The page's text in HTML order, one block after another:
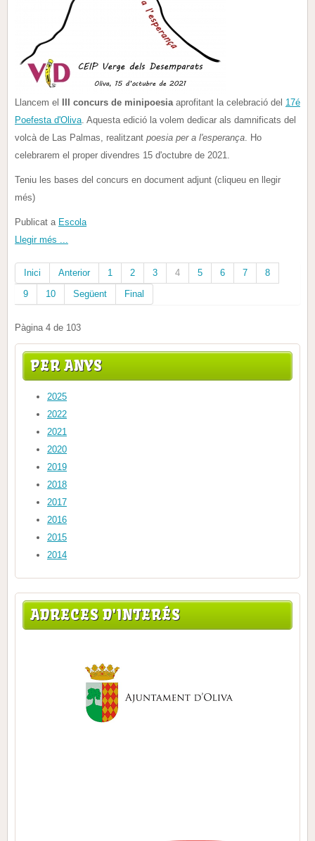
Llancem el III concurs de minipoesia aprofitant la celebració del 17é
Poefesta d'Oliva . Aquesta edició la volem dedicar als damnificats del
volcà de Las Palmas, realitzant poesia per a l'esperança . Ho
celebrarem el proper divendres 15 d'octubre de 2021.
Teniu les bases del concurs en document adjunt (cliqueu en llegir
més)
Publicat a Escola
Llegir més ...
Inici Anterior 1 2 3 4 5 6 7
8
9
10 Següent Final
Pàgina 4 de 103
PER ANYS
2025
2022
2021
2020
2019
2018
2017
2016
2015
2014
ADRECES D'INTERÉS